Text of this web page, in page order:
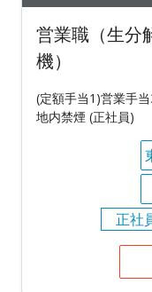
営業職（生分
機）
(定額手当1)営業手
地内禁煙 (正社員)
正社